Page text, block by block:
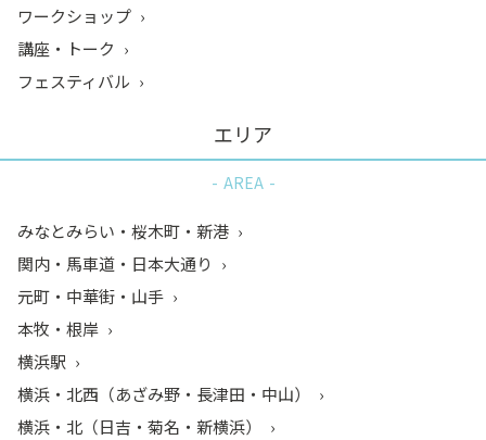
ワークショップ
講座・トーク
フェスティバル
エリア
AREA
みなとみらい・桜木町・新港
関内・馬車道・日本大通り
元町・中華街・山手
本牧・根岸
横浜駅
横浜・北西（あざみ野・長津田・中山）
横浜・北（日吉・菊名・新横浜）